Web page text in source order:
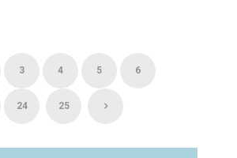
3 4 5 6
24 25